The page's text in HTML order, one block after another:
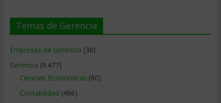
Temas de Gerencia
Empresas de Gerencia (38)
Gerencia (9.477)
Ciencias Económicas (80)
Contabilidad (466)